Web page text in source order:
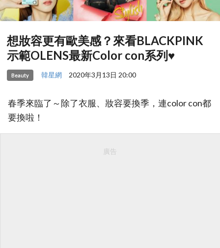
想妝容更有歐美感？來看BLACKPINK
示範OLENS最新Color con系列♥
Beauty 韓星網 2020年3月13日 20:00
春季來臨了～除了衣服、妝容要換季，連color con都
要換啦！
廣告